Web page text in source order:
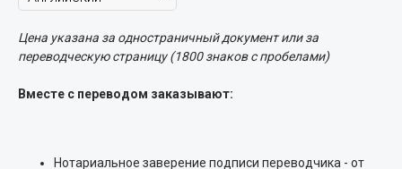
Цена указана за одностраничный документ или за
переводческую страницу (1800 знаков с пробелами)
Вместе с переводом заказывают:
Нотариальное заверение подписи переводчика - от